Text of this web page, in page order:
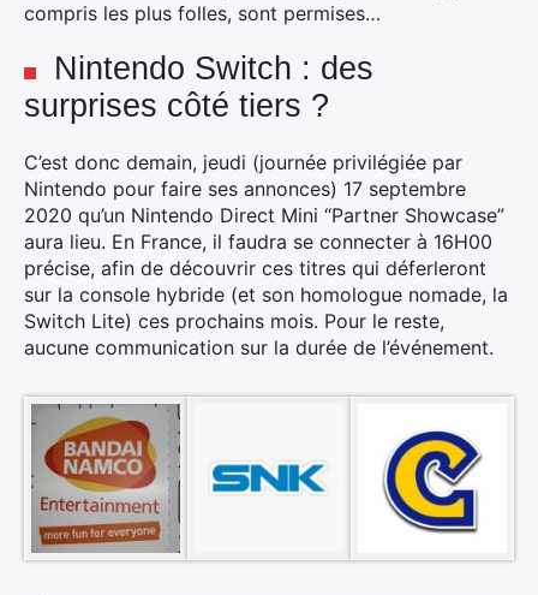
compris les plus folles, sont permises…
Nintendo Switch : des
surprises côté tiers ?
C’est donc demain, jeudi (journée privilégiée par
Nintendo pour faire ses annonces) 17 septembre
2020 qu’un Nintendo Direct Mini “Partner Showcase”
aura lieu. En France, il faudra se connecter à 16H00
précise, afin de découvrir ces titres qui déferleront
sur la console hybride (et son homologue nomade, la
Switch Lite) ces prochains mois. Pour le reste,
aucune communication sur la durée de l’événement.